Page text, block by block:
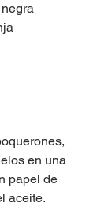
en una
papel de
aceite.